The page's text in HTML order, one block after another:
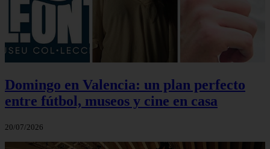
Domingo en Valencia: un plan perfecto
entre fútbol, museos y cine en casa
20/07/2026